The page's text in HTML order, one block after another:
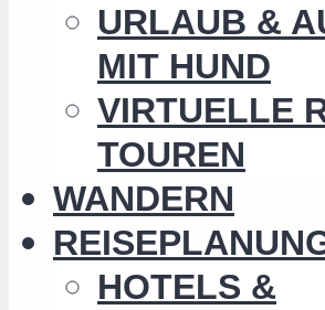
URLAUB &
MIT HUND
VIRTUELLE
TOUREN
WANDERN
HOTELS &